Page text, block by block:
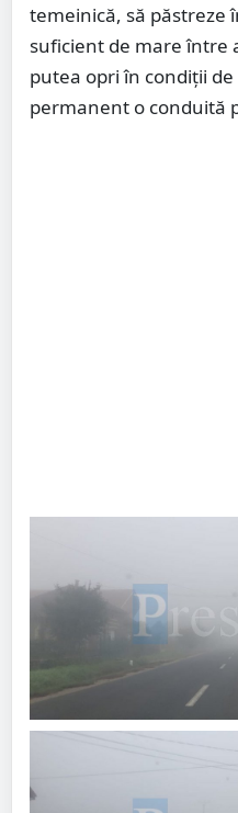
temeinică, să păstreze
suficient de mare între
putea opri în condiţii
permanent o conduită